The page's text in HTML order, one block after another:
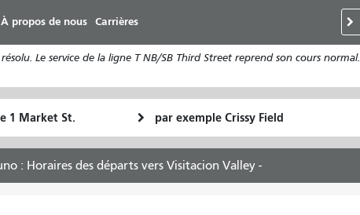
au
contenu
principal
À propos de nous Carrières
Le service de la ligne T NB/SB Third Street reprend son cours normal.
final
Comment
je
veux
voyager
: Horaires des départs vers Visitacion Valley -